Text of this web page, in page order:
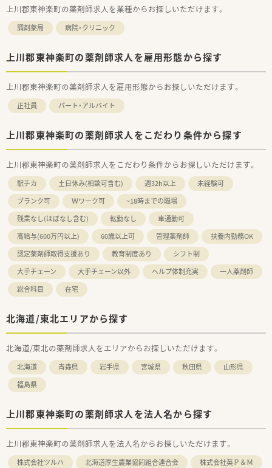
上川郡東神楽町の薬剤師求人を業種からお探しいただけます。
調剤薬局 病院・クリニック
上川郡東神楽町の薬剤師求人を雇用形態から探す
上川郡東神楽町の薬剤師求人を雇用形態からお探しいただけます。
正社員 パート・アルバイト
上川郡東神楽町の薬剤師求人をこだわり条件から探す
上川郡東神楽町の薬剤師求人をこだわり条件からお探しいただけます。
駅チカ 土日休み(相談可含む) 週32h以上
未経験可
ブランク可
Ｗワーク可
~18時までの職場
残業なし(ほぼなし含む)
転勤なし
車通勤可
高給与(600万円以上)
60歳以上可 管理薬剤師
扶養内勤務OK
認定薬剤師取得支援あり
教育制度あり
シフト制
大手チェーン
大手チェーン以外 ヘルプ体制充実
一人薬剤師
総合科目
在宅
北海道/東北エリアから探す
北海道/東北の薬剤師求人をエリアからお探しいただけます。
北海道 青森県 岩手県 宮城県 秋田県
山形県
福島県
上川郡東神楽町の薬剤師求人を法人名から探す
上川郡東神楽町の薬剤師求人を法人名からお探しいただけます。
株式会社ツルハ 北海道厚生農業協同組合連合会
株式会社英Ｐ＆Ｍ